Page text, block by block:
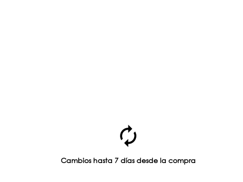
Cambios hasta 7 días desde la compra